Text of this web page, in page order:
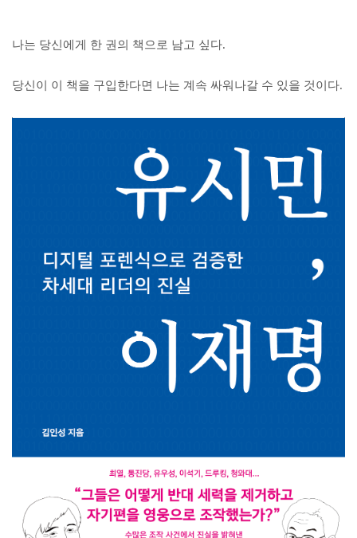
나는 당신에게 한 권의 책으로 남고 싶다.
당신이 이 책을 구입한다면 나는 계속 싸워나갈 수 있을 것이다.